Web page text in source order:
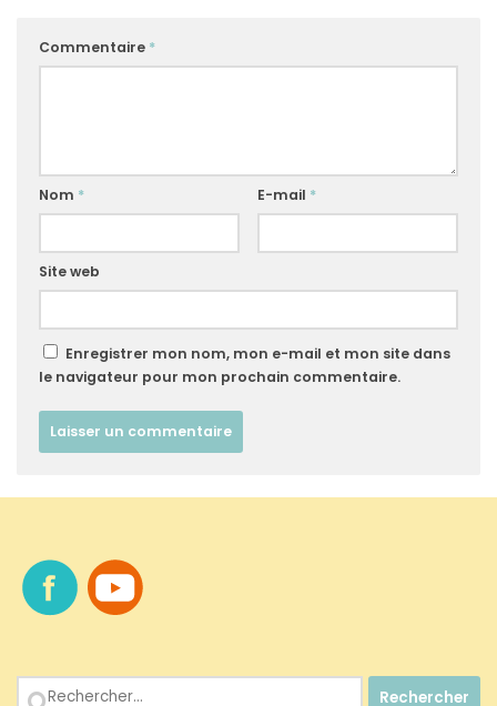
Commentaire *
Nom * E-mail *
Site web
Enregistrer mon nom, mon e-mail et mon site dans
le navigateur pour mon prochain commentaire.
Rechercher :